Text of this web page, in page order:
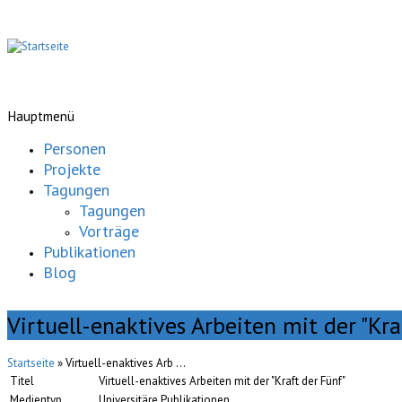
Hauptmenü
Personen
Projekte
Tagungen
Tagungen
Vorträge
Publikationen
Blog
Virtuell-enaktives Arbeiten mit der
Startseite » Virtuell-enaktives Arb ...
Titel
Virtuell-enaktives Arbeiten mit der "Kraft der Fünf"